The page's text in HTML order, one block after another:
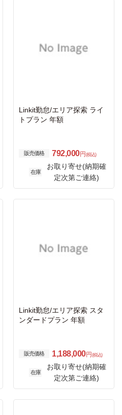
Linkit勤怠/エリア探索 ライ
トプラン 年額
販売価格 792,000円 (税込)
在庫
お取り寄せ(納期確
定次第ご連絡)
Linkit勤怠/エリア探索 スタ
ンダードプラン 年額
販売価格 1,188,000円 (税込)
在庫
お取り寄せ(納期確
定次第ご連絡)